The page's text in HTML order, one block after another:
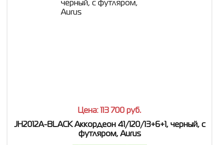
Цена: 113 700 руб.
JH2012A-BLACK Аккордеон 41/120/13+6+1, черный, с
футляром, Aurus